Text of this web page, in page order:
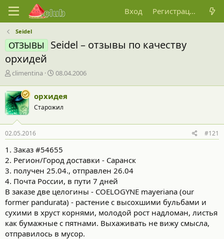
Вход Регистрация
Seidel
ОТЗЫВЫ
Seidel – отзывы по качеству
орхидей
А
т
о
р
т
е
м
climentina
Д
а
н
ч
а
08.04.2006
орхидея
Старожил
02.05.2016 #121
1. Заказ #54655
2. Регион/Город доставки - Саранск
3. получен 25.04., отправлен 26.04
4. Почта России, в пути 7 дней
В заказе две целогины - COELOGYNE mayeriana (our
former pandurata) - растение с высохшими бульбами и
сухими в хруст корнями, молодой рост надломан, листья
как бумажные с пятнами. Выхаживать не вижу смысла,
отправилось в мусор.